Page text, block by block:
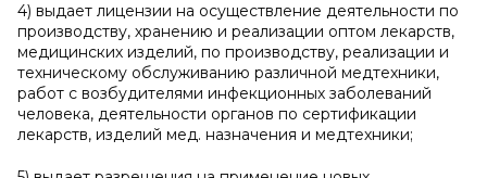
4) выдает лицензии на осуществление деятельности по
производству, хранению и реализации оптом лекарств,
медицинских изделий, по производству, реализации и
техническому обслуживанию различной медтехники,
работ с возбудителями инфекционных заболеваний
человека, деятельности органов по сертификации
лекарств, изделий мед. назначения и медтехники;